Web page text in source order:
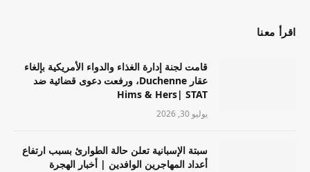
اقرأ معنا
قامت لجنة إدارة الغذاء والدواء الأمريكية بإلغاء
عقار Duchenne، ورفعت دعوى قضائية ضد
Hims & Hers| STAT
يوليو 30, 2026
سبتة الإسبانية تعلن حالة الطوارئ بسبب ارتفاع
أعداد المهاجرين الوافدين | أخبار الهجرة